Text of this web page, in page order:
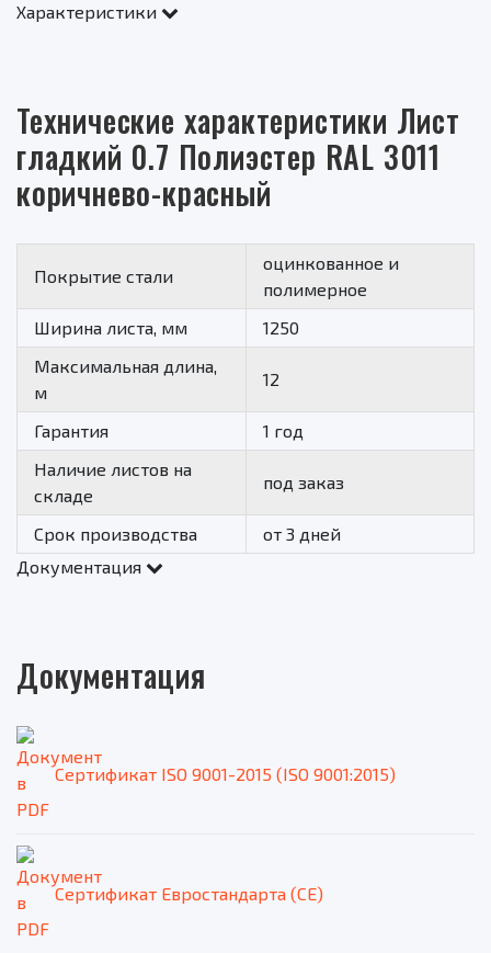
Характеристики
Технические характеристики Лист
гладкий 0.7 Полиэстер RAL 3011
коричнево-красный
Покрытие стали
оцинкованное и
полимерное
Ширина листа, мм
1250
Максимальная длина,
м
12
Гарантия
1 год
Наличие листов на
складе
под заказ
Срок производства
от 3 дней
Документация
Документация
Сертификат ISO 9001-2015 (ISO 9001:2015)
Сертификат Евростандарта (CE)